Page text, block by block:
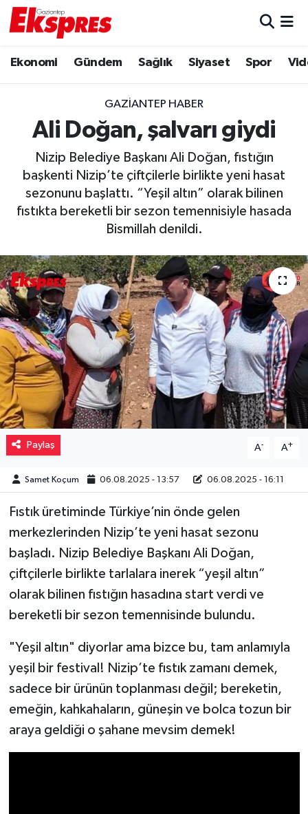
Ekonomi Gündem Sağlık Siyaset Spor
GAZIANTEP HABER
Ali Doğan, şalvarı giydi
Nizip Belediye Başkanı Ali Doğan, fıstığın
başkenti Nizip’te çiftçilerle birlikte yeni hasat
sezonunu başlattı. “Yeşil altın” olarak bilinen
fıstıkta bereketli bir sezon temennisiyle hasada
Bismillah denildi.
Paylaş A- A+
Samet Koçum 06.08.2025 - 13:57 06.08.2025 - 16:11
Fıstık üretiminde Türkiye’nin önde gelen
merkezlerinden Nizip’te yeni hasat sezonu
başladı. Nizip Belediye Başkanı Ali Doğan,
çiftçilerle birlikte tarlalara inerek “yeşil altın”
olarak bilinen fıstığın hasadına start verdi ve
bereketli bir sezon temennisinde bulundu.
"Yeşil altın" diyorlar ama bizce bu, tam anlamıyla
yeşil bir festival! Nizip’te fıstık zamanı demek,
sadece bir ürünün toplanması değil; bereketin,
emeğin, kahkahaların, güneşin ve bolca tozun bir
araya geldiği o şahane mevsim demek!
Ekonomi
Gaziantep son dakika
Genel
Gündem
Kültür Sanat
Magazin
Müzik
Piyasa
Resmi İlanlar
Sağlık
Sinemalar
Siyaset
Teknoloji
Türkiye
Video Haber
Yaşam
Yeme-İçme
Yemek
Trafik Durumu
Puan Durumu ve Fikstür
Tüm Manşetler
Son Dakika Haberleri